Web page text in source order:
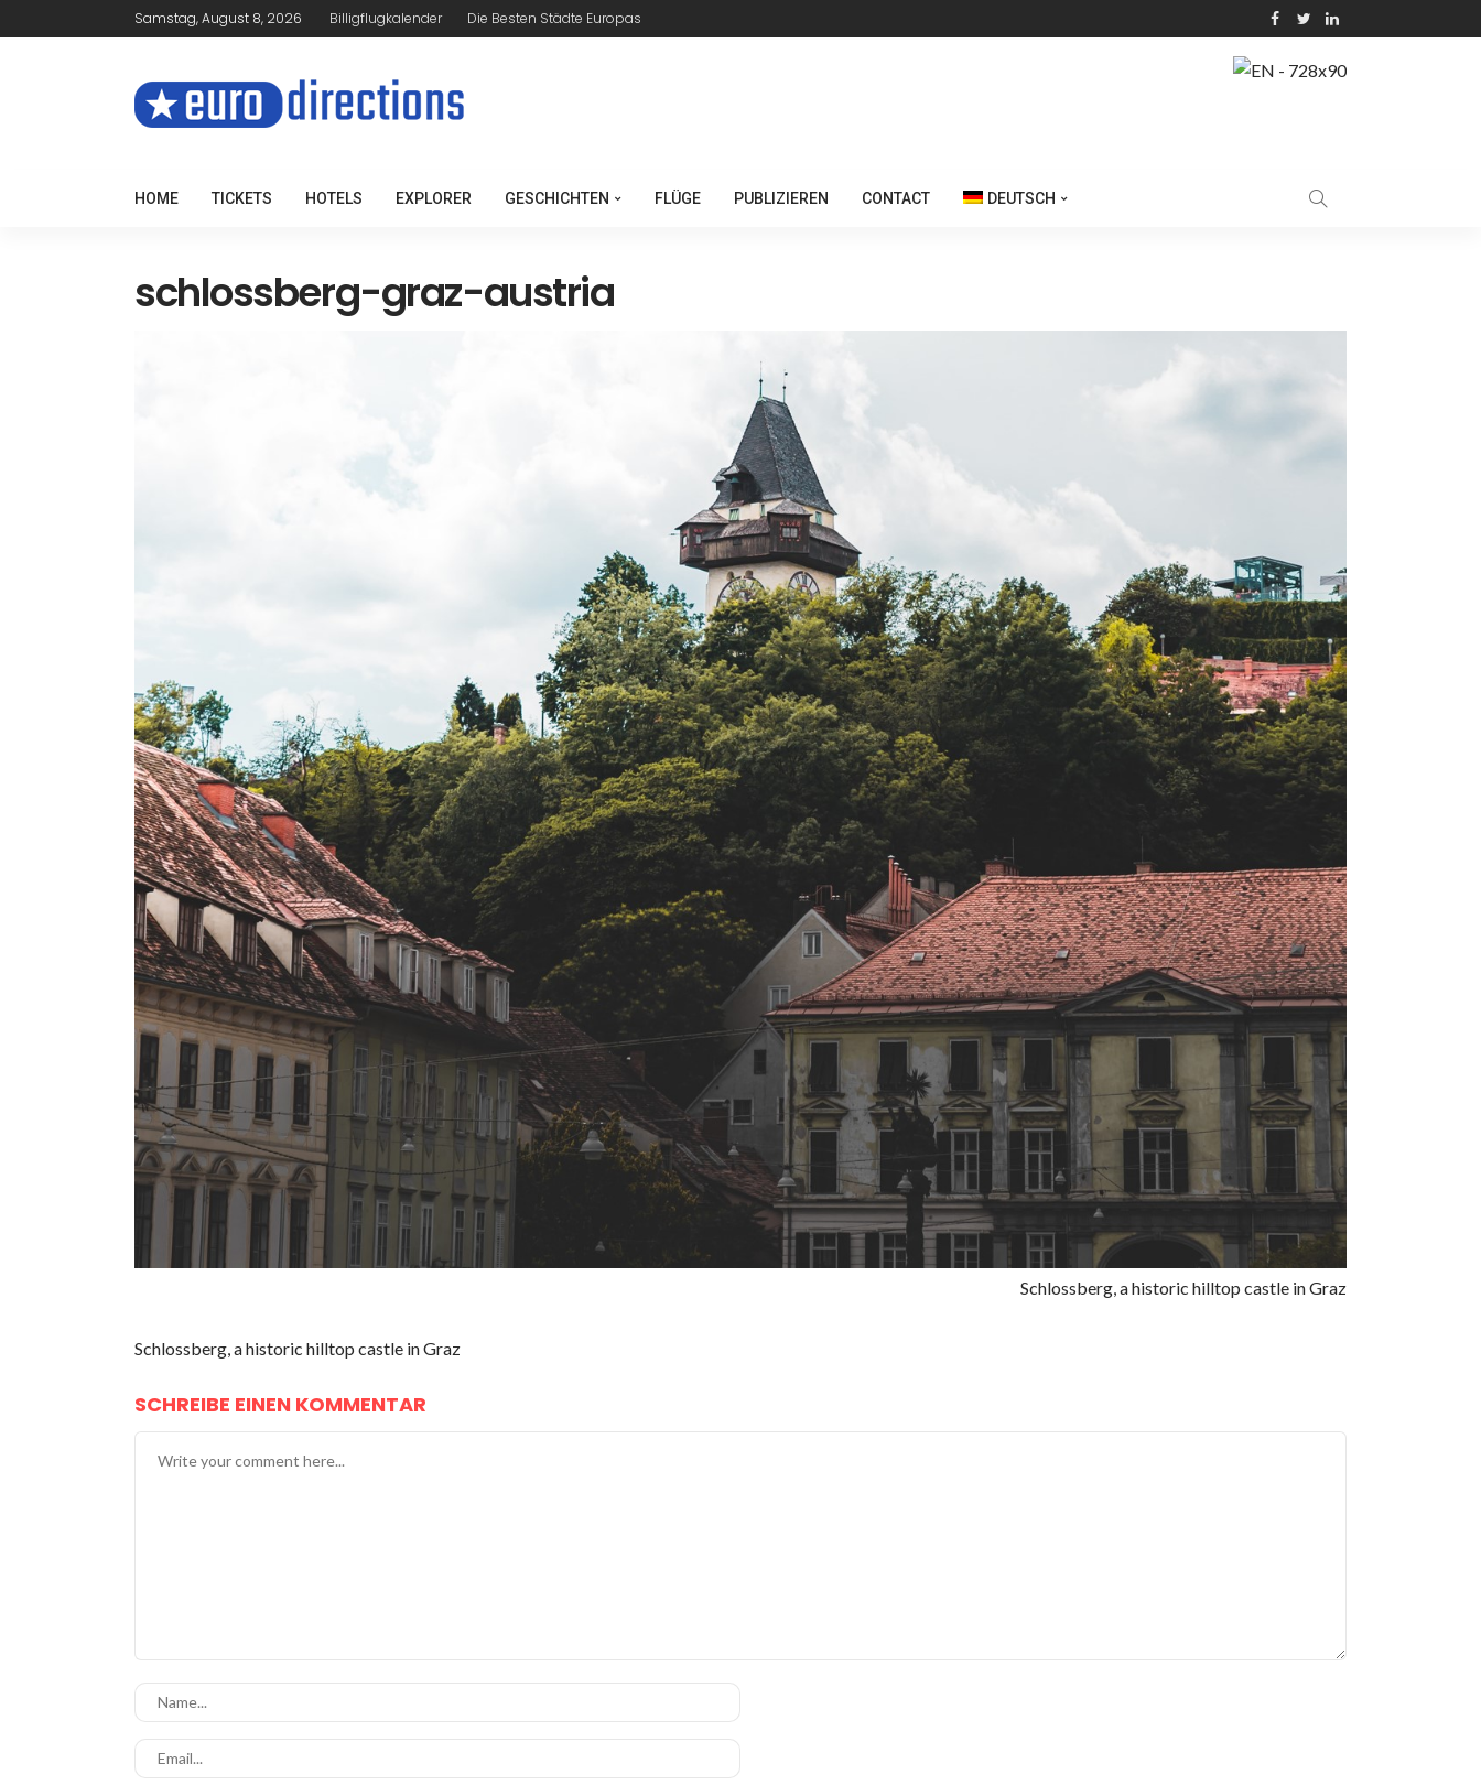
Samstag, August 8, 2026 Billigflugkalender Die Besten Städte Europas
HOME TICKETS HOTELS EXPLORER GESCHICHTEN FLÜGE PUBLIZIEREN CONTACT DEUTSCH
schlossberg-graz-austria
Schlossberg, a historic hilltop castle in Graz
Schlossberg, a historic hilltop castle in Graz
SCHREIBE EINEN KOMMENTAR